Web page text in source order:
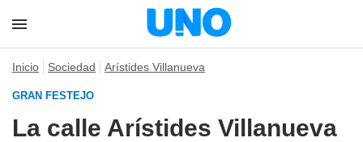
Inicio Sociedad Arístides Villanueva
GRAN FESTEJO
La calle Arístides Villanueva